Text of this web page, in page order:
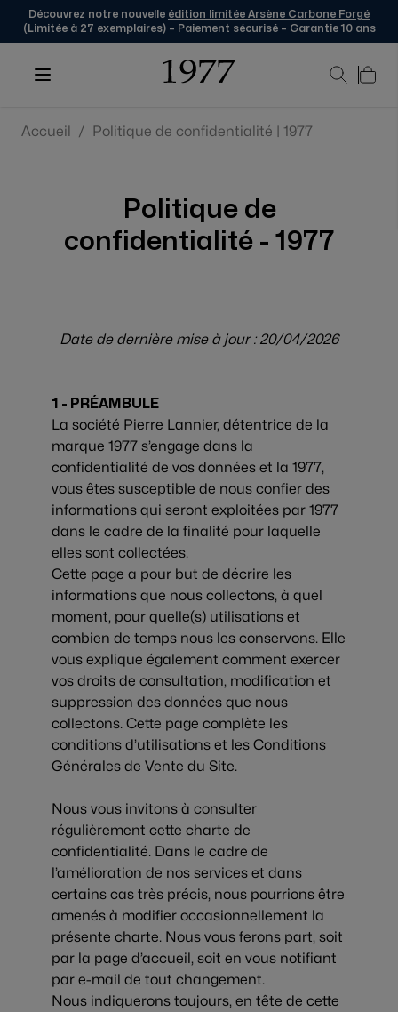
Découvrez notre nouvelle édition limitée Arsène Carbone Forgé
(Limitée à 27 exemplaires) – Paiement sécurisé – Garantie 10 ans
Accueil / Politique de confidentialité | 1977
Politique de
confidentialité - 1977
Date de dernière mise à jour : 20/04/2026
1 - PRÉAMBULE
La société Pierre Lannier, détentrice de la
marque 1977 s’engage dans la
confidentialité de vos données et la 1977,
vous êtes susceptible de nous confier des
informations qui seront exploitées par 1977
dans le cadre de la finalité pour laquelle
elles sont collectées.
Cette page a pour but de décrire les
informations que nous collectons, à quel
moment, pour quelle(s) utilisations et
combien de temps nous les conservons. Elle
vous explique également comment exercer
vos droits de consultation, modification et
suppression des données que nous
collectons. Cette page complète les
conditions d’utilisations et les Conditions
Générales de Vente du Site.
Nous vous invitons à consulter
régulièrement cette charte de
confidentialité. Dans le cadre de
l’amélioration de nos services et dans
certains cas très précis, nous pourrions être
amenés à modifier occasionnellement la
présente charte. Nous vous ferons part, soit
par la page d’accueil, soit en vous notifiant
par e-mail de tout changement.
Nous indiquerons toujours, en tête de cette